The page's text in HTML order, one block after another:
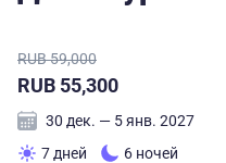
RUB 59,000
RUB 55,300
30 дек. — 5 янв. 2027
7 дней
6 ночей